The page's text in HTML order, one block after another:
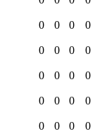
0 0 0 0
0 0 0 0
0 0 0 0
0 0 0 0
0 0 0 0